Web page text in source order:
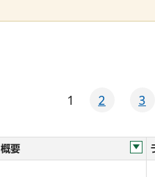
1 2 3
概要